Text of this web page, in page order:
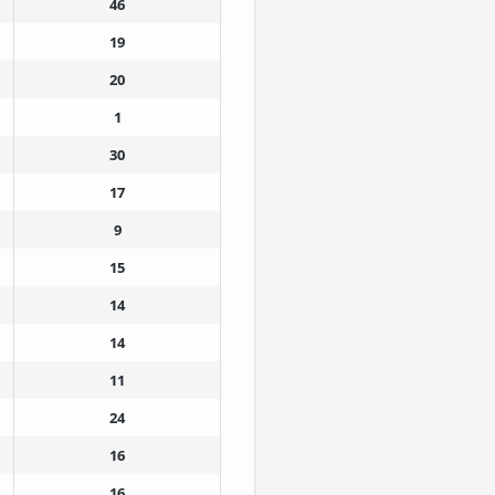
46
19
20
1
30
17
9
15
14
14
11
24
16